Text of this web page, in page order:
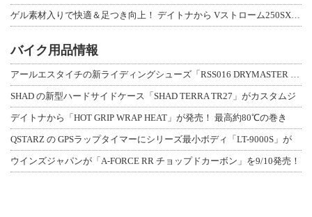
ゲル素材入りで快適＆足つき向上！ デイトナから Vストローム250SX用「快適ロ
バイク用品情報
アールエスタイチの新ライディングシューズ「RSS016 DRYMASTER スト
SHAD の新型ハードサイドケース「SHAD TERRA TR27」がカスタムジ
デイトナから「HOT GRIP WRAP HEAT」が発売！ 最高約80℃の巻き
QSTARZ の GPSラップタイマーにシリーズ最小ボディ「LT-9000S」が
ウインズジャパンが「A-FORCE RR チョップドカーボン」を9/10発売！